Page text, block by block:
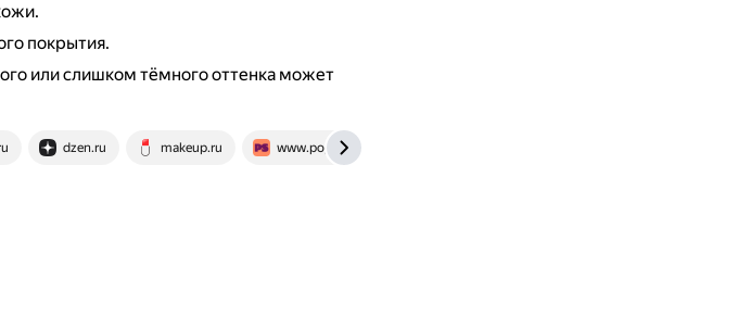
покрытия.
или слишком тёмного оттенка может
dzen.ru makeup.ru www.popsugar.com